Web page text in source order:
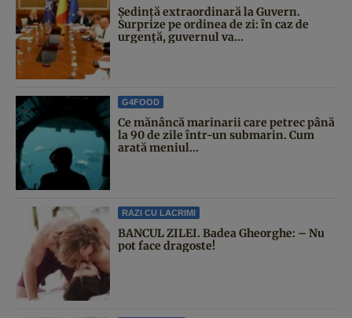
Şedinţă extraordinară la Guvern.
Surprize pe ordinea de zi: în caz de
urgență, guvernul va...
G4FOOD
Ce mănâncă marinarii care petrec până
la 90 de zile într-un submarin. Cum
arată meniul...
RAZI CU LACRIMI
BANCUL ZILEI. Badea Gheorghe: – Nu
pot face dragoste!